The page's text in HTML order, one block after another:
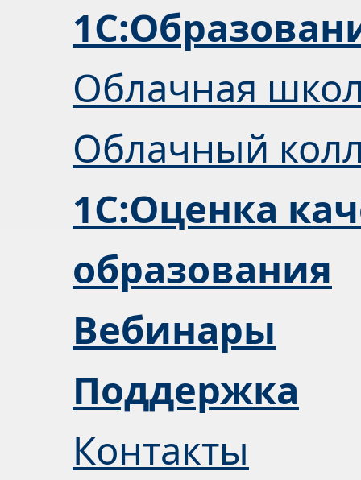
Облачная
Облачный
1С:Оценка
образования
Вебинары
Поддержка
Контакты